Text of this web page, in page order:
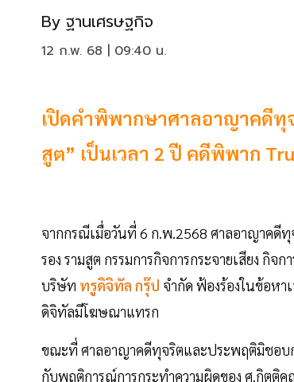
By ฐานเศรษฐกิจ
12 ก.พ. 68 | 09:40 น.
เปิดคำพิพากษาศาลอาญาคดีทุ
สูต” เป็นเวลา 2 ปี คดีพิพาก
จากกรณีเมื่อวันที่ 6 ก.พ.2568 ศาลอาญาคดี
รอง รามสูต กรรมการกิจการกระจายเสียง กิ
บริษัท ทรูดิจิทัล กรุ๊ป จำกัด ฟ้องร้องในข้อห
ดิจิทัลมีโฆษณาแทรก
ขณะที่ ศาลอาญาคดีทุจริตและประพฤติมิชอบ
กับพฤติการณ์การกระทำความผิดของ ศ.กิตติคุ